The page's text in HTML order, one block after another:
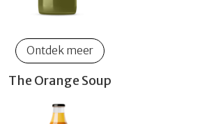
Ontdek meer
The Orange Soup